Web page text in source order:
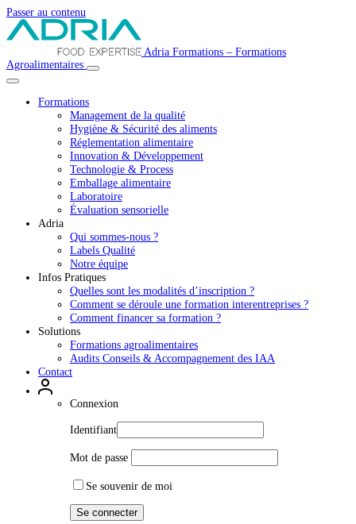
Passer au contenu
Navigation
principale
Adria Formations – Formations
Agroalimentaires
Formations
Management de la qualité
Hygiène & Sécurité des aliments
Réglementation alimentaire
Innovation & Développement
Technologie & Process
Emballage alimentaire
Laboratoire
Évaluation sensorielle
Adria
Qui sommes-nous ?
Labels Qualité
Notre équipe
Infos Pratiques
Quelles sont les modalités d’inscription ?
Comment se déroule une formation interentreprises ?
Comment financer sa formation ?
Solutions
Formations agroalimentaires
Audits Conseils & Accompagnement des IAA
Contact
Connexion
Identifiant
Mot de passe
Se souvenir de moi